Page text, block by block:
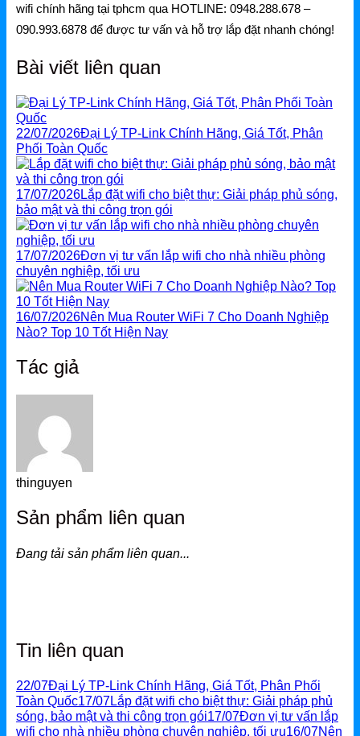
Ruijie Gateway
Ruijie WiFi
Phụ kiện Ruijie
Ruijie Firewall
Ruijie PTP/PTMP
Grandstream
Grandstream Router
Grandstream Switch
Grandstream WiFi
Grandstream Tổng Đài
DLink WiFi
wifi chính hãng tại tphcm qua HOTLINE: 0948.288.678 –
090.993.6878 để được tư vấn và hỗ trợ lắp đặt nhanh chóng!
Bài viết liên quan
22/07/2026Đại Lý TP-Link Chính Hãng, Giá Tốt, Phân
Phối Toàn Quốc
17/07/2026Lắp đặt wifi cho biệt thự: Giải pháp phủ sóng,
bảo mật và thi công trọn gói
17/07/2026Đơn vị tư vấn lắp wifi cho nhà nhiều phòng
chuyên nghiệp, tối ưu
16/07/2026Nên Mua Router WiFi 7 Cho Doanh Nghiệp
Nào? Top 10 Tốt Hiện Nay
Tác giả
thinguyen
Sản phẩm liên quan
Đang tải sản phẩm liên quan...
Tin liên quan
22/07Đại Lý TP-Link Chính Hãng, Giá Tốt, Phân Phối
Toàn Quốc17/07Lắp đặt wifi cho biệt thự: Giải pháp phủ
sóng, bảo mật và thi công trọn gói17/07Đơn vị tư vấn lắp
wifi cho nhà nhiều phòng chuyên nghiệp, tối ưu16/07Nên